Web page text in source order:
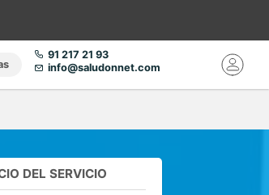
91 217 21 93
info@saludonnet.com
DEL SERVICIO